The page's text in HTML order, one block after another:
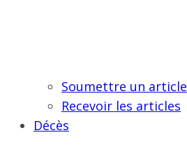
Soumettre un article
Recevoir les articles
Décès